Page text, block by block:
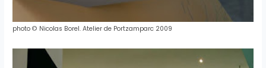
photo © Nicolas Borel.Atelier de Portzamparc 2009